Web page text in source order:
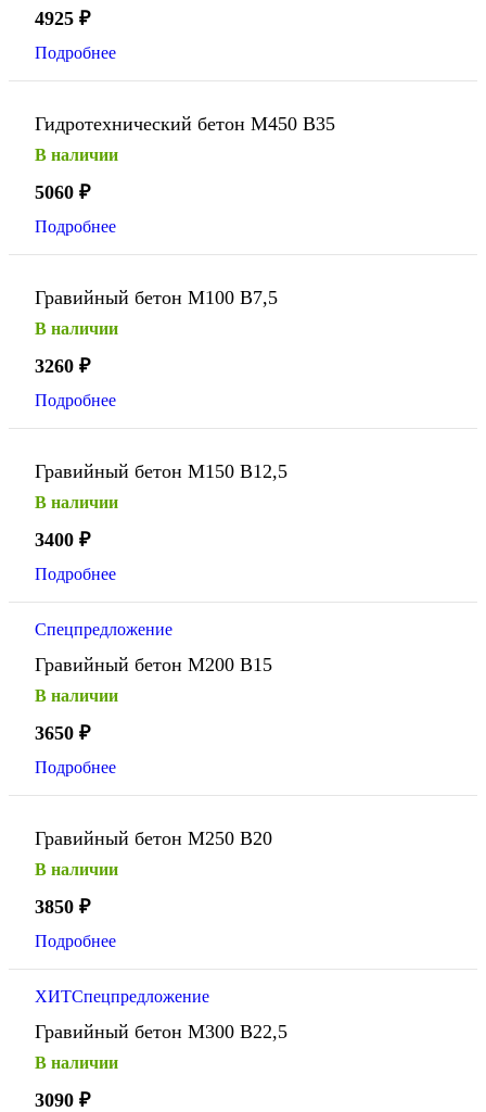
4925 ₽
Подробнее
Гидротехнический бетон М450 В35
В наличии
5060 ₽
Подробнее
Гравийный бетон М100 В7,5
В наличии
3260 ₽
Подробнее
Гравийный бетон М150 В12,5
В наличии
3400 ₽
Подробнее
Спецпредложение
Гравийный бетон М200 В15
В наличии
3650 ₽
Подробнее
Гравийный бетон М250 В20
В наличии
3850 ₽
Подробнее
ХИТСпецпредложение
Гравийный бетон М300 В22,5
В наличии
3090 ₽